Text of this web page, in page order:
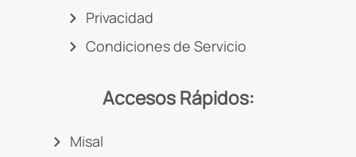
Privacidad
Condiciones de Servicio
Accesos Rápidos:
Misal